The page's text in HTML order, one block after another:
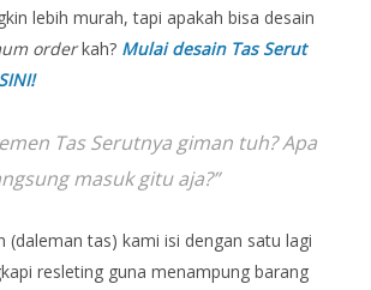
lebih murah, tapi apakah bisa desain
orderkah? Mulai desain Tas Serut
Tas Serutnya giman tuh? Apa
masuk gitu aja?”
(daleman tas) kami isi dengan satu lagi
resleting guna menampung barang